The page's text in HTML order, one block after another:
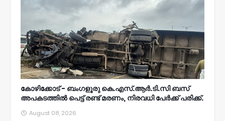
കോഴിക്കോട് - ബംഗളൂരു കെ.എസ്.ആർ.ടി.സി ബസ്
അപകടത്തിൽ പെട്ട് രണ്ട് മരണം, നിരവധി പേർക്ക് പരിക്ക്.
August 08, 2026